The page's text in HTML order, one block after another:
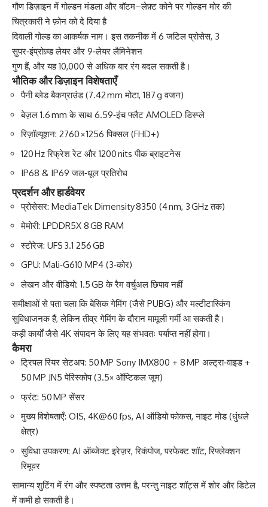
गौण डिज़ाइन में गोल्डन मंडला और बॉटम–लेफ़्ट कोने पर गोल्डन मोर की
चित्रकारी ने फ़ोन को दे दिया है
दिवाली गोल्ड का आकर्षक नाम। इस तकनीक में 6 जटिल प्रोसेस, 3
सुपर‑इंप्रोज़्ड लेयर और 9‑लेयर लैमिनेशन
गुण हैं, और यह 10,000 से अधिक बार रंग बदल सकती है।
भौतिक और डिज़ाइन विशेषताएँ
पैनी ब्लेड बैकग्राउंड (7.42 mm मोटा, 187 g वजन)
बेज़ल 1.6 mm के साथ 6.59‑इंच फ्लैट AMOLED डिस्प्ले
रिज़ॉल्यूशन: 2760 × 1256 पिक्सल (FHD+)
120 Hz रिफ्रेश रेट और 1200 nits पीक ब्राइटनेस
IP68 & IP69 जल‑धूल प्रतिरोध
प्रदर्शन और हार्डवेयर
प्रोसेसर: MediaTek Dimensity 8350 (4 nm, 3 GHz तक)
मेमोरी: LPDDR5X 8 GB RAM
स्टोरेज: UFS 3.1 256 GB
GPU: Mali‑G610 MP4 (3‑कोर)
लेखन और वीडियो: 1.5 GB के रैम वर्चुअल छिपाव नहीं
समीक्षाओं से पता चला कि बेसिक गेमिंग (जैसे PUBG) और मल्टीटास्किंग
सुविधाजनक हैं, लेकिन तीव्र गेमिंग के दौरान मामूली गर्मी आ सकती है।
कड़ी कार्यों जैसे 4K संपादन के लिए यह संभवतः पर्याप्त नहीं होगा।
कैमरा
ट्रिपल रियर सेटअप: 50 MP Sony IMX800 + 8 MP अल्ट्रा‑वाइड +
50 MP JN5 पेरिस्कोप (3.5× ऑप्टिकल जूम)
फ्रंट: 50 MP सेंसर
मुख्य विशेषताएँ: OIS, 4K@60 fps, AI ऑडियो फोकस, नाइट मोड (धुंधले
क्षेत्र)
सुविधा उपकरण: AI ऑब्जेक्ट इरेज़र, रिकंपोज, परफेक्ट शॉट, रिफ्लेक्शन
रिमूवर
सामान्य शुटिंग में रंग और स्पष्टता उत्तम है, परन्तु नाइट शॉट्स में शोर और डिटेल
में कमी हो सकती है।